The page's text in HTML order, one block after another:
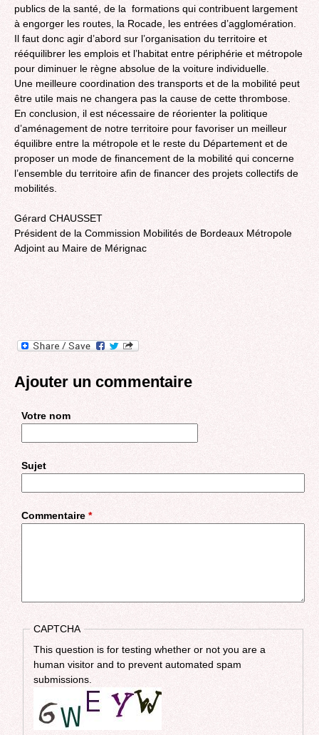
publics de la santé, de la formations qui contribuent largement
à engorger les routes, la Rocade, les entrées d’agglomération.
Il faut donc agir d’abord sur l’organisation du territoire et
rééquilibrer les emplois et l’habitat entre périphérie et métropole
pour diminuer le règne absolue de la voiture individuelle.
Une meilleure coordination des transports et de la mobilité peut
être utile mais ne changera pas la cause de cette thrombose.
En conclusion, il est nécessaire de réorienter la politique
d’aménagement de notre territoire pour favoriser un meilleur
équilibre entre la métropole et le reste du Département et de
proposer un mode de financement de la mobilité qui concerne
l’ensemble du territoire afin de financer des projets collectifs de
mobilités.
Gérard CHAUSSET
Président de la Commission Mobilités de Bordeaux Métropole
Adjoint au Maire de Mérignac
Ajouter un commentaire
Votre nom
Sujet
Commentaire *
CAPTCHA
This question is for testing whether or not you are a
human visitor and to prevent automated spam
submissions.